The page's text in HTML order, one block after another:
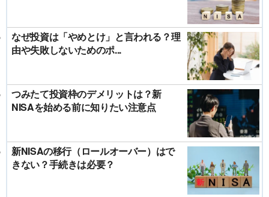
なぜ投資は「やめとけ」と言われる？理
由や失敗しないためのポ...
つみたて投資枠のデメリットは？新
NISAを始める前に知りたい注意点
新NISAの移行（ロールオーバー）はで
きない？手続きは必要？